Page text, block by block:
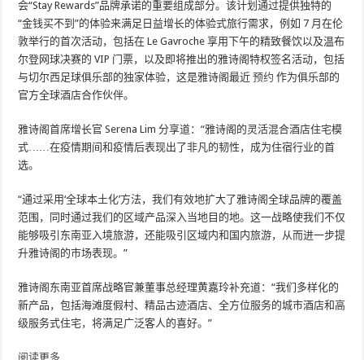
会“Stay Rewards”品牌承诺的重要组成部分。该计划通过提供独特的
“金钱买不到”的体验来满足日益增长的体验式旅行需求，例如 7 月在伦
敦举行的首次活动，包括在 Le Gavroche 享用下午的精致餐饮以及温布
尔登网球决赛的 VIP 门票，以及即将推出的雅诗阁特权签名活动，包括
与切尔西足球俱乐部的独家体验，这是雅诗阁最近预约 作为俱乐部的
官方全球酒店合作伙伴。
雅诗阁首席增长官 Serena Lim 分享道：“雅诗阁的灵活混合酒店住宅模
式……在疫情期间和疫情后表现出了非凡的韧性，成为住宿行业的首
选。
“通过采用‘全球本土化’方法，我们有效地扩大了雅诗阁全球品牌的覆盖
范围，同时通过我们的区域产品深入当地目的地。这一战略使我们不仅
能够吸引东南亚入境旅游，还能吸引区域内和国内旅游，从而进一步提
升雅诗阁的市场表现。”
雅诗阁东南亚首席战略官兼董事总经理黄嘉玲补充道：“我们多样化的
新产品，包括海滩度假村、精品古迹酒店、全方位服务的城市酒店和高
级服务式住宅，将满足广泛客人的喜好。”
阅读更多